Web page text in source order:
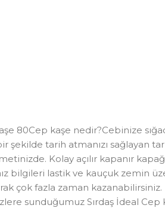
80Cep kaşe nedir?Cebinize
bir şekilde tarih atmanızı
Kolay açılır kapanır
bilgileri lastik ve kauçuk zemin
çok fazla zaman
sunduğumuz Sırdaş İdeal Cep